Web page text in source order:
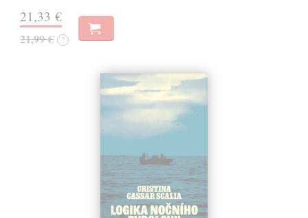
21,33 €
21,99 € ?